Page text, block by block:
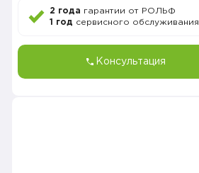
2 года гарантии от РОЛЬФ
1 год сервисного обслуживания
Консультация